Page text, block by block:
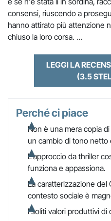
consensi, riuscendo a
hanno attirato più attenzione
chiuso la loro corsa. …
LEGGI LA
(3.5
Perché ci piace
Non è una mera copia
un cambio di tono netto
L'approccio da thriller
funziona e appassiona.
La caratterizzazione del
contesto sociale è
I soliti valori produttivi di